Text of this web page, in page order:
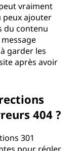
vraiment
peux ajouter
du contenu
garder les
après avoir
404 ?
301